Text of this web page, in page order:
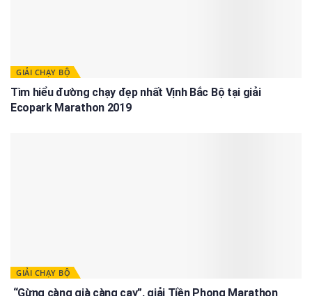
GIẢI CHẠY BỘ
Tìm hiểu đường chạy đẹp nhất Vịnh Bắc Bộ tại giải
Ecopark Marathon 2019
GIẢI CHẠY BỘ
“Gừng càng già càng cay”, giải Tiền Phong Marathon